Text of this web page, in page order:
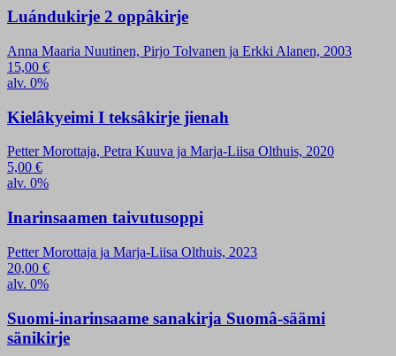
Luándukirje 2 oppâkirje
Anna Maaria Nuutinen, Pirjo Tolvanen ja Erkki Alanen, 2003
15,00 €
alv. 0%
Kielâkyeimi I teksâkirje jienah
Petter Morottaja, Petra Kuuva ja Marja-Liisa Olthuis, 2020
5,00 €
alv. 0%
Inarinsaamen taivutusoppi
Petter Morottaja ja Marja-Liisa Olthuis, 2023
20,00 €
alv. 0%
Suomi-inarinsaame sanakirja Suomâ-säämi
sänikirje